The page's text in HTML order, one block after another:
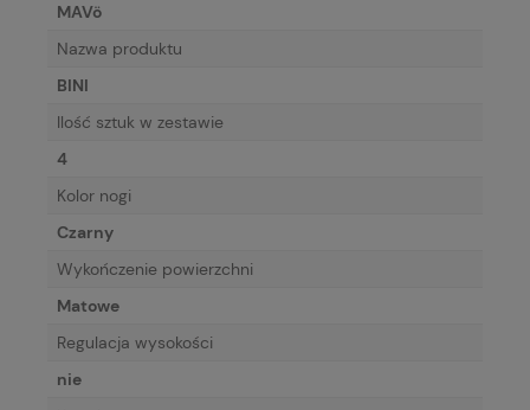
MAVö
Nazwa produktu
BINI
Ilość sztuk w zestawie
4
Kolor nogi
Czarny
Wykończenie powierzchni
Matowe
Regulacja wysokości
nie